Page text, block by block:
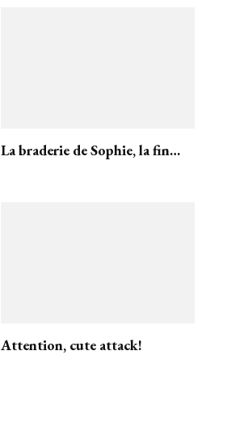
La braderie de Sophie, la fin…
Attention, cute attack!